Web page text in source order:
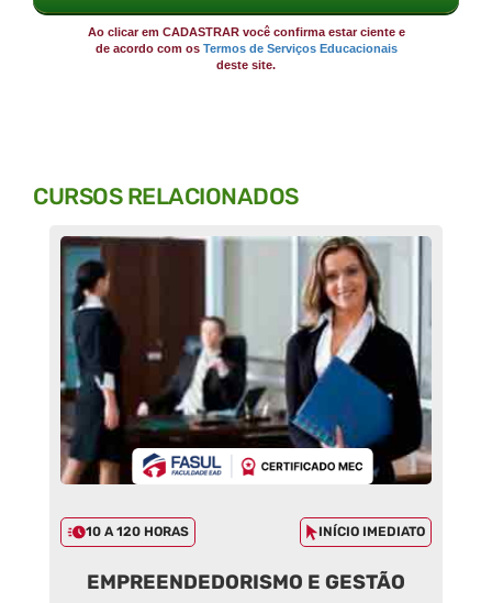
Ao clicar em CADASTRAR você confirma estar ciente e
de acordo com os Termos de Serviços Educacionais
deste site.
CURSOS RELACIONADOS
10 A 120 HORAS INÍCIO IMEDIATO
EMPREENDEDORISMO E GESTÃO